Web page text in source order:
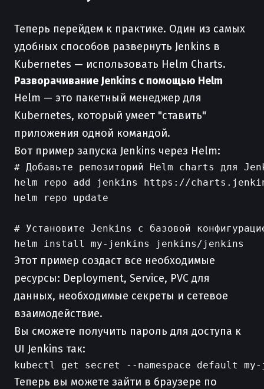
Теперь перейдем к практике. Один из самых
удобных способов развернуть Jenkins в
Kubernetes — использовать Helm Charts.
Разворачивание Jenkins с помощью Helm
Helm — это пакетный менеджер для
Kubernetes, который умеет "ставить"
приложения одной командой.
Вот пример запуска Jenkins через Helm:
# Добавьте репозиторий Helm charts для
helm repo add jenkins https://
helm repo update
# Установите Jenkins с базовой
Этот пример создаст все необходимые
ресурсы: Deployment, Service, PVC для
данных, необходимые секреты и сетевое
взаимодействие.
Вы сможете получить пароль для доступа к
UI Jenkins так:
Теперь вы можете зайти в браузере по